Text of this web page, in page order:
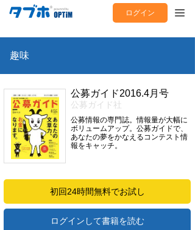
ログイン
趣味
公募ガイド2016.4月号
公募ガイド社
公募情報の専門誌。情報量が大幅に
ボリュームアップ。公募ガイドで、
あなたの夢をかなえるコンテスト情
報をキャッチ。
初回24時間無料でお試し
ログインして書籍を読む